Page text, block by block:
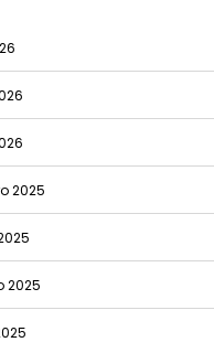
2025
2025